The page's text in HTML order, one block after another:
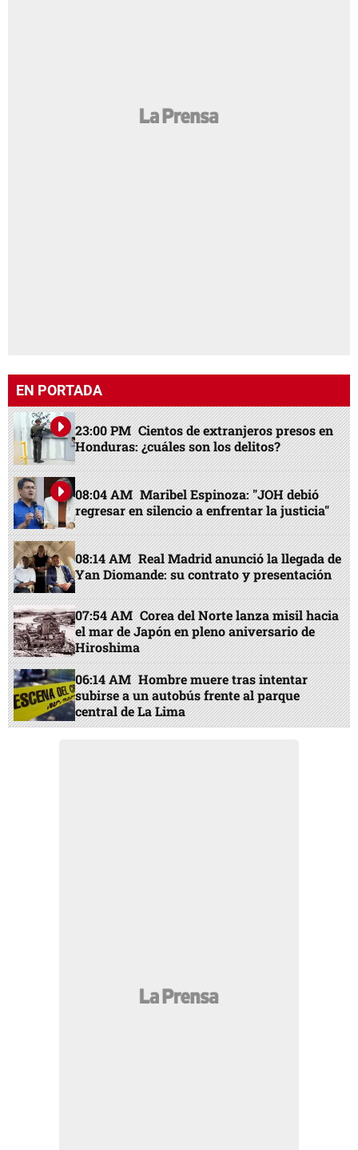
EN PORTADA
23:00 PM Cientos de extranjeros presos en
Honduras: ¿cuáles son los delitos?
08:04 AM Maribel Espinoza: "JOH debió
regresar en silencio a enfrentar la justicia"
08:14 AM Real Madrid anunció la llegada de
Yan Diomande: su contrato y presentación
07:54 AM Corea del Norte lanza misil hacia
el mar de Japón en pleno aniversario de
Hiroshima
06:14 AM Hombre muere tras intentar
subirse a un autobús frente al parque
central de La Lima